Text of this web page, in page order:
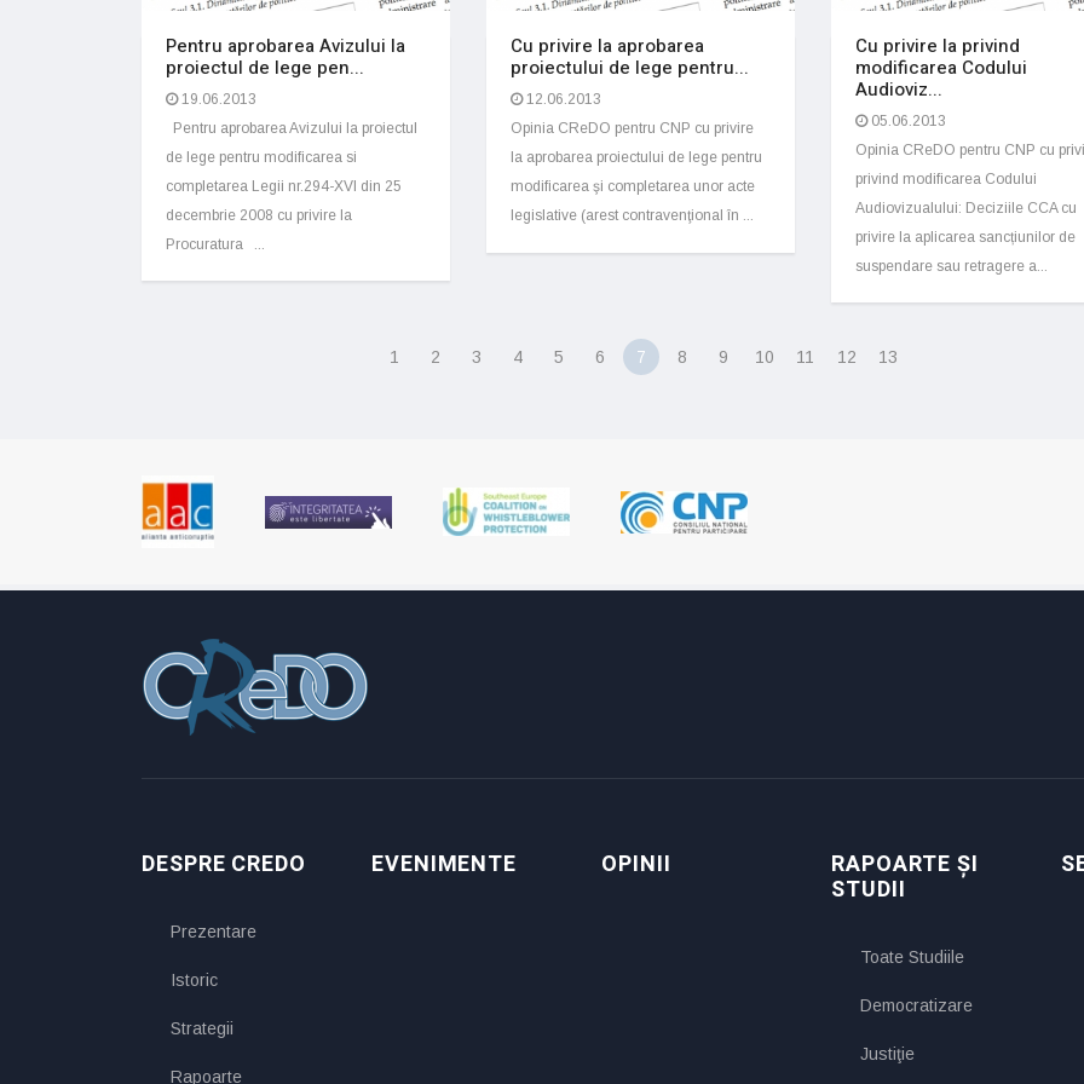
Pentru aprobarea Avizului la
proiectul de lege pen...
19.06.2013
Pentru aprobarea Avizului la proiectul
de lege pentru modificarea si
completarea Legii nr.294-XVI din 25
decembrie 2008 cu privire la
Procuratura ...
Cu privire la aprobarea
proiectului de lege pentru...
12.06.2013
Opinia CReDO pentru CNP cu privire
la aprobarea proiectului de lege pentru
modificarea şi completarea unor acte
legislative (arest contravenţional în ...
Cu privire la privind
modificarea Codului
Audioviz...
05.06.2013
Opinia CReDO pentru CNP cu
privind modificarea Codului
Audiovizualului: Deciziile CCA cu
privire la aplicarea sancțiunilor de
suspendare sau retragere a...
1 2 3 4 5 6 7 8 9 10 11 12 13
DESPRE CREDO
Prezentare
Istoric
Strategii
Rapoarte
EVENIMENTE OPINII RAPOARTE ȘI
STUDII
Toate Studiile
Democratizare
Justiţie